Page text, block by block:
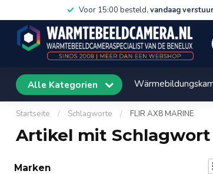
Voor 15:00 besteld, vandaag
Alle Kategorien
Startseite / Schlagworte / FLIR AX8 MARINE
Artikel mit Schlagwort
Marken